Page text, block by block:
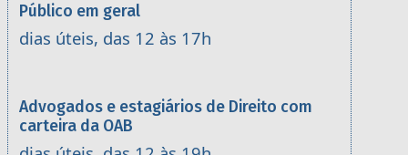
Público em geral
dias úteis, das 12 às 17h
Advogados e estagiários de Direito com
carteira da OAB